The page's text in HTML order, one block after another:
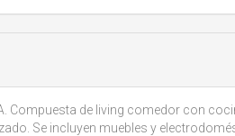
Compuesta de living comedor con
Se incluyen muebles y